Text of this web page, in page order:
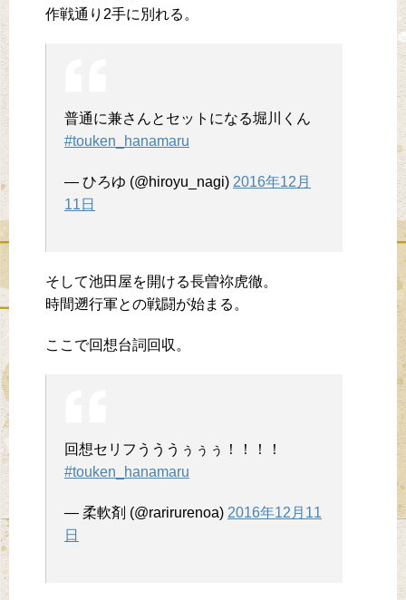
作戦通り2手に別れる。
普通に兼さんとセットになる堀川くん
#touken_hanamaru
— ひろゆ (@hiroyu_nagi) 2016年12月
11日
そして池田屋を開ける長曽祢虎徹。
時間遡行軍との戦闘が始まる。
ここで回想台詞回収。
回想セリフうううぅぅぅ！！！！
#touken_hanamaru
— 柔軟剤 (@rarirurenoa) 2016年12月11
日